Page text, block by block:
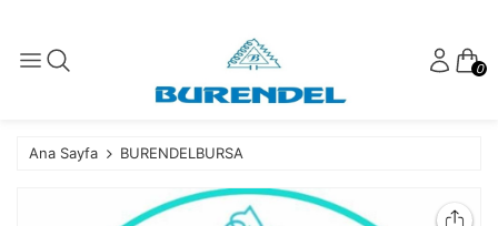
0
Ana Sayfa BURENDELBURSA